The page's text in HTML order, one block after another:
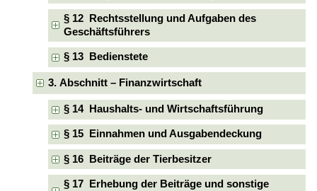
§ 12 Rechtsstellung und Aufgaben des
Geschäftsführers
§ 13 Bedienstete
3. Abschnitt – Finanzwirtschaft
§ 14 Haushalts- und Wirtschaftsführung
§ 15 Einnahmen und Ausgabendeckung
§ 16 Beiträge der Tierbesitzer
§ 17 Erhebung der Beiträge und sonstige